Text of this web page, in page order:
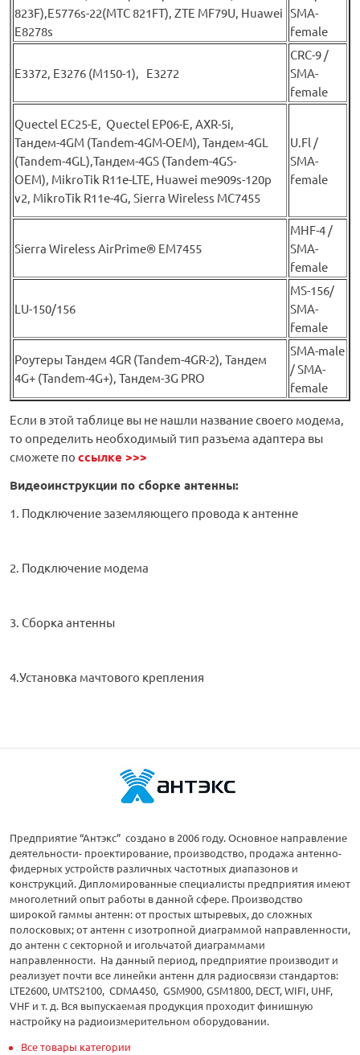
823F),E5776s-22(МТС 821FT), ZTE MF79U, Huawei
E8278s
SMA-
female
E3372, E3276 (М150-1), E3272
CRC-9 /
SMA-
female
Quectel EC25-E, Quectel EP06-E, AXR-5i,
Тандем-4GM (Tandem-4GM-OEM), Тандем-4GL
(Tandem-4GL),Тандем-4GS (Tandem-4GS-
OEM), MikroTik R11e-LTE, Huawei me909s-120p
v2, MikroTik R11e-4G, Sierra Wireless MC7455
U.Fl /
SMA-
female
Sierra Wireless AirPrime® EM7455
MHF-4 /
SMA-
female
LU-150/156
MS-156/
SMA-
female
Роутеры Тандем 4GR (Tandem-4GR-2), Тандем
4G+ (Tandem-4G+), Тандем-3G PRO
SMA-male
/ SMA-
female
Если в этой таблице вы не нашли название своего модема,
то определить необходимый тип разъема адаптера вы
сможете по ссылке >>>
Видеоинструкции по сборке антенны:
1. Подключение заземляющего провода к антенне
2. Подключение модема
3. Сборка антенны
4.Установка мачтового крепления
Предприятие “Антэкс” создано в 2006 году. Основное направление
деятельности- проектирование, производство, продажа антенно-
фидерных устройств различных частотных диапазонов и
конструкций. Дипломированные специалисты предприятия имеют
многолетний опыт работы в данной сфере. Производство
широкой гаммы антенн: от простых штыревых, до сложных
полосковых; от антенн с изотропной диаграммой направленности,
до антенн с секторной и игольчатой диаграммами
направленности. На данный период, предприятие производит и
реализует почти все линейки антенн для радиосвязи стандартов:
LTE2600, UMTS2100, CDMA450, GSM900, GSM1800, DECT, WIFI, UHF,
VHF и т. д. Вся выпускаемая продукция проходит финишную
настройку на радиоизмерительном оборудовании.
Все товары категории